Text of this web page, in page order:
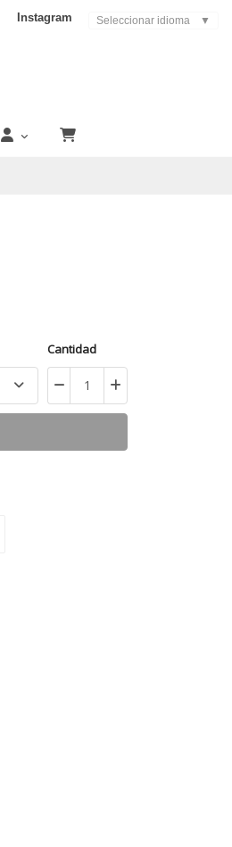
Instagram Seleccionar idioma ▼
Cantidad